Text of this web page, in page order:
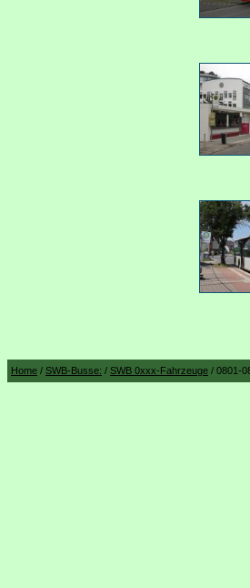
Home / SWB-Busse: / SWB 0xxx-Fahrzeuge / 0801-